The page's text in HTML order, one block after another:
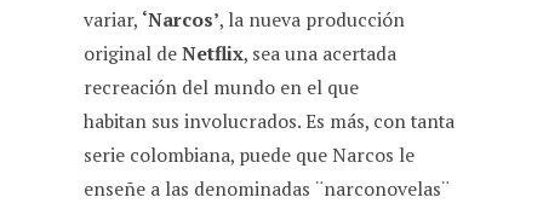
variar, ‘Narcos’, la nueva producción
original deNetflix, sea una acertada
recreación del mundo en el que
habitan sus involucrados. Es más, con tanta
serie colombiana, puede que Narcos le
enseñe a las denominadas ¨narconovelas¨